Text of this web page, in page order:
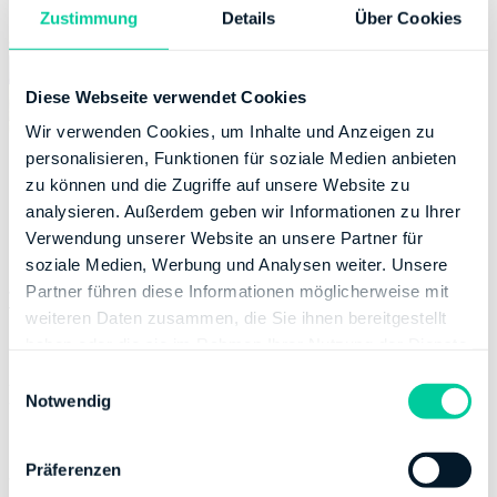
Zustimmung Details Über Cookies
Diese Webseite verwendet Cookies
Wir verwenden Cookies, um Inhalte und Anzeigen zu
personalisieren, Funktionen für soziale Medien anbieten
zu können und die Zugriffe auf unsere Website zu
analysieren. Außerdem geben wir Informationen zu Ihrer
Verwendung unserer Website an unsere Partner für
soziale Medien, Werbung und Analysen weiter. Unsere
Partner führen diese Informationen möglicherweise mit
weiteren Daten zusammen, die Sie ihnen bereitgestellt
Notwendig
Präferenzen
Werbungskosten
Unter
Werbungskostenfallen
alle Ausgaben, die für ein
werden oder durch eine
entstehen.
Sonderausgaben
Als Sonderausgaben
werden Aufwendungen
zählen (zum Beispiel
Versicherungen und
Erstausbildung zählt